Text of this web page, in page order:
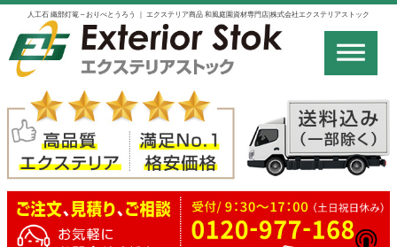
人工石 織部灯篭 – おりべとうろう ｜ エクステリア商品 和風庭園資材専門店|株式会社エクステリアストック